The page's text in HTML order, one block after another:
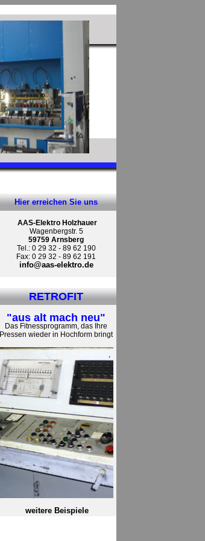
Hier erreichen Sie uns
AAS-Elektro Holzhauer
Wagenbergstr. 5
59759 Arnsberg
Tel.: 0 29 32 - 89 62 190
Fax: 0 29 32 - 89 62 191
info@aas-elektro.de
RETROFIT
"aus alt mach neu"
Das Fitnessprogramm, das Ihre
Pressen wieder in Hochform bringt
weitere Beispiele